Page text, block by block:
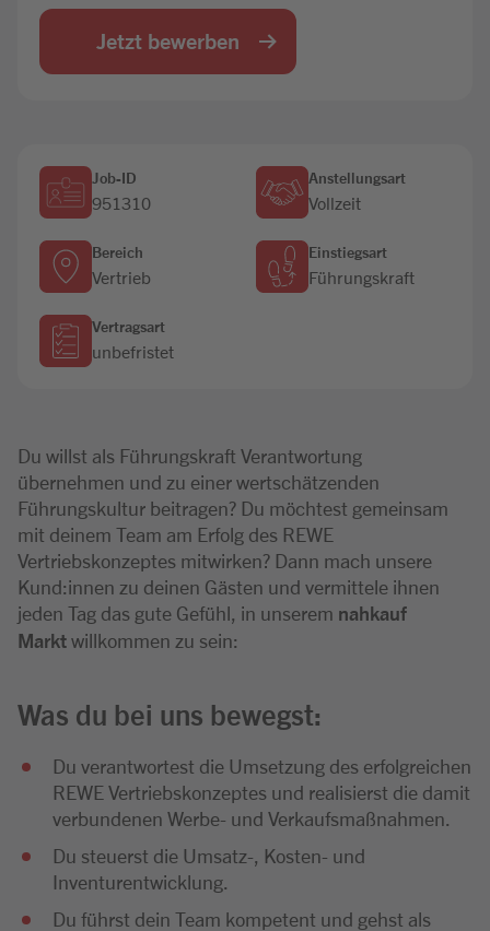
Jetzt bewerben
Job-ID
951310
Anstellungsart
Vollzeit
Bereich
Vertrieb
Einstiegsart
Führungskraft
Vertragsart
unbefristet
Du willst als Führungskraft Verantwortung
übernehmen und zu einer wertschätzenden
Führungskultur beitragen? Du möchtest gemeinsam
mit deinem Team am Erfolg des REWE
Vertriebskonzeptes mitwirken? Dann mach unsere
Kund:innen zu deinen Gästen und vermittele ihnen
jeden Tag das gute Gefühl, in unserem nahkauf
Marktwillkommen zu sein:
Was du bei uns bewegst:
Du verantwortest die Umsetzung des erfolgreichen
REWE Vertriebskonzeptes und realisierst die damit
verbundenen Werbe- und Verkaufsmaßnahmen.
Du steuerst die Umsatz-, Kosten- und
Inventurentwicklung.
Du führst dein Team kompetent und gehst als